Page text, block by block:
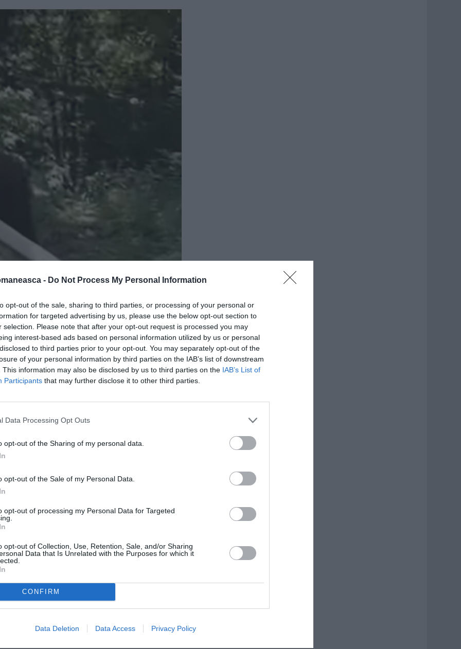
- Do Not Process My Personal Information
opt-out of the sale, sharing to third parties, or processing of your personal or
for targeted advertising by us, please use the below opt-out section to
selection. Please note that after your opt-out request is processed you may
interest-based ads based on personal information utilized by us or personal
to third parties prior to your opt-out. You may separately opt-out of the
of your personal information by third parties on the IAB’s list of downstream
This information may also be disclosed by us to third parties on the IAB’s List of
Participants that may further disclose it to other third parties.
Data Processing Opt Outs
opt-out of the Sharing of my personal data.
opt-out of the Sale of my Personal Data.
opt-out of processing my Personal Data for Targeted
opt-out of Collection, Use, Retention, Sale, and/or Sharing
Data that Is Unrelated with the Purposes for which it
CONFIRM
Data Deletion Data Access Privacy Policy
în zonă, unde a fost atacat de ursoaică și
echipele de salvare să poată interveni.
animalul și puii acestuia, făcute cu puțin